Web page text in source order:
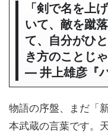
「剣で名を上
いて、敵を蹴
て、自分がひ
き方のことじ
― 井上雄彦『
物語の序盤、まだ「
本武蔵の言葉です。